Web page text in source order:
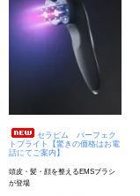
セラピム パーフェク
トブライト【驚きの価格はお電
話にてご案内】
頭皮・髪・顔を整えるEMSブラシ
が登場